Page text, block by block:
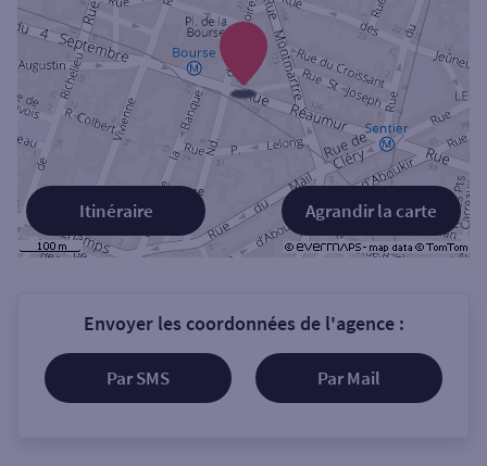
Agrandir la carte
Itinéraire
Envoyer les coordonnées de l'agence :
Par SMS Par Mail